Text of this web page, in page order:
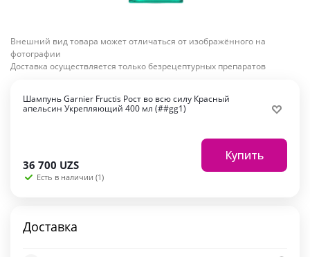
Внешний вид товара может отличаться от изображённого на
фотографии
Доставка осуществляется только безрецептурных препаратов
Шампунь Garnier Fructis Рост во всю силу Красный
апельсин Укрепляющий 400 мл (##gg1)
36 700 UZS
Есть в наличии (1)
Купить
Доставка